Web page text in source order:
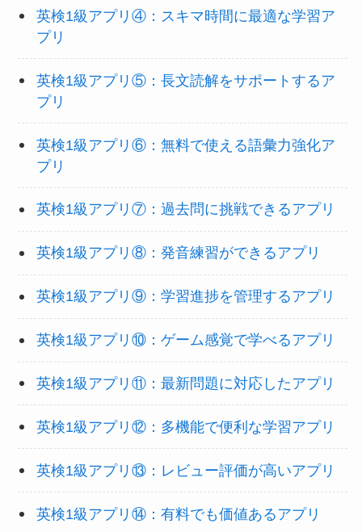
英検1級アプリ④：スキマ時間に最適な学習ア
プリ
英検1級アプリ⑤：長文読解をサポートするア
プリ
英検1級アプリ⑥：無料で使える語彙力強化ア
プリ
英検1級アプリ⑦：過去問に挑戦できるアプリ
英検1級アプリ⑧：発音練習ができるアプリ
英検1級アプリ⑨：学習進捗を管理するアプリ
英検1級アプリ⑩：ゲーム感覚で学べるアプリ
英検1級アプリ⑪：最新問題に対応したアプリ
英検1級アプリ⑫：多機能で便利な学習アプリ
英検1級アプリ⑬：レビュー評価が高いアプリ
英検1級アプリ⑭：有料でも価値あるアプリ